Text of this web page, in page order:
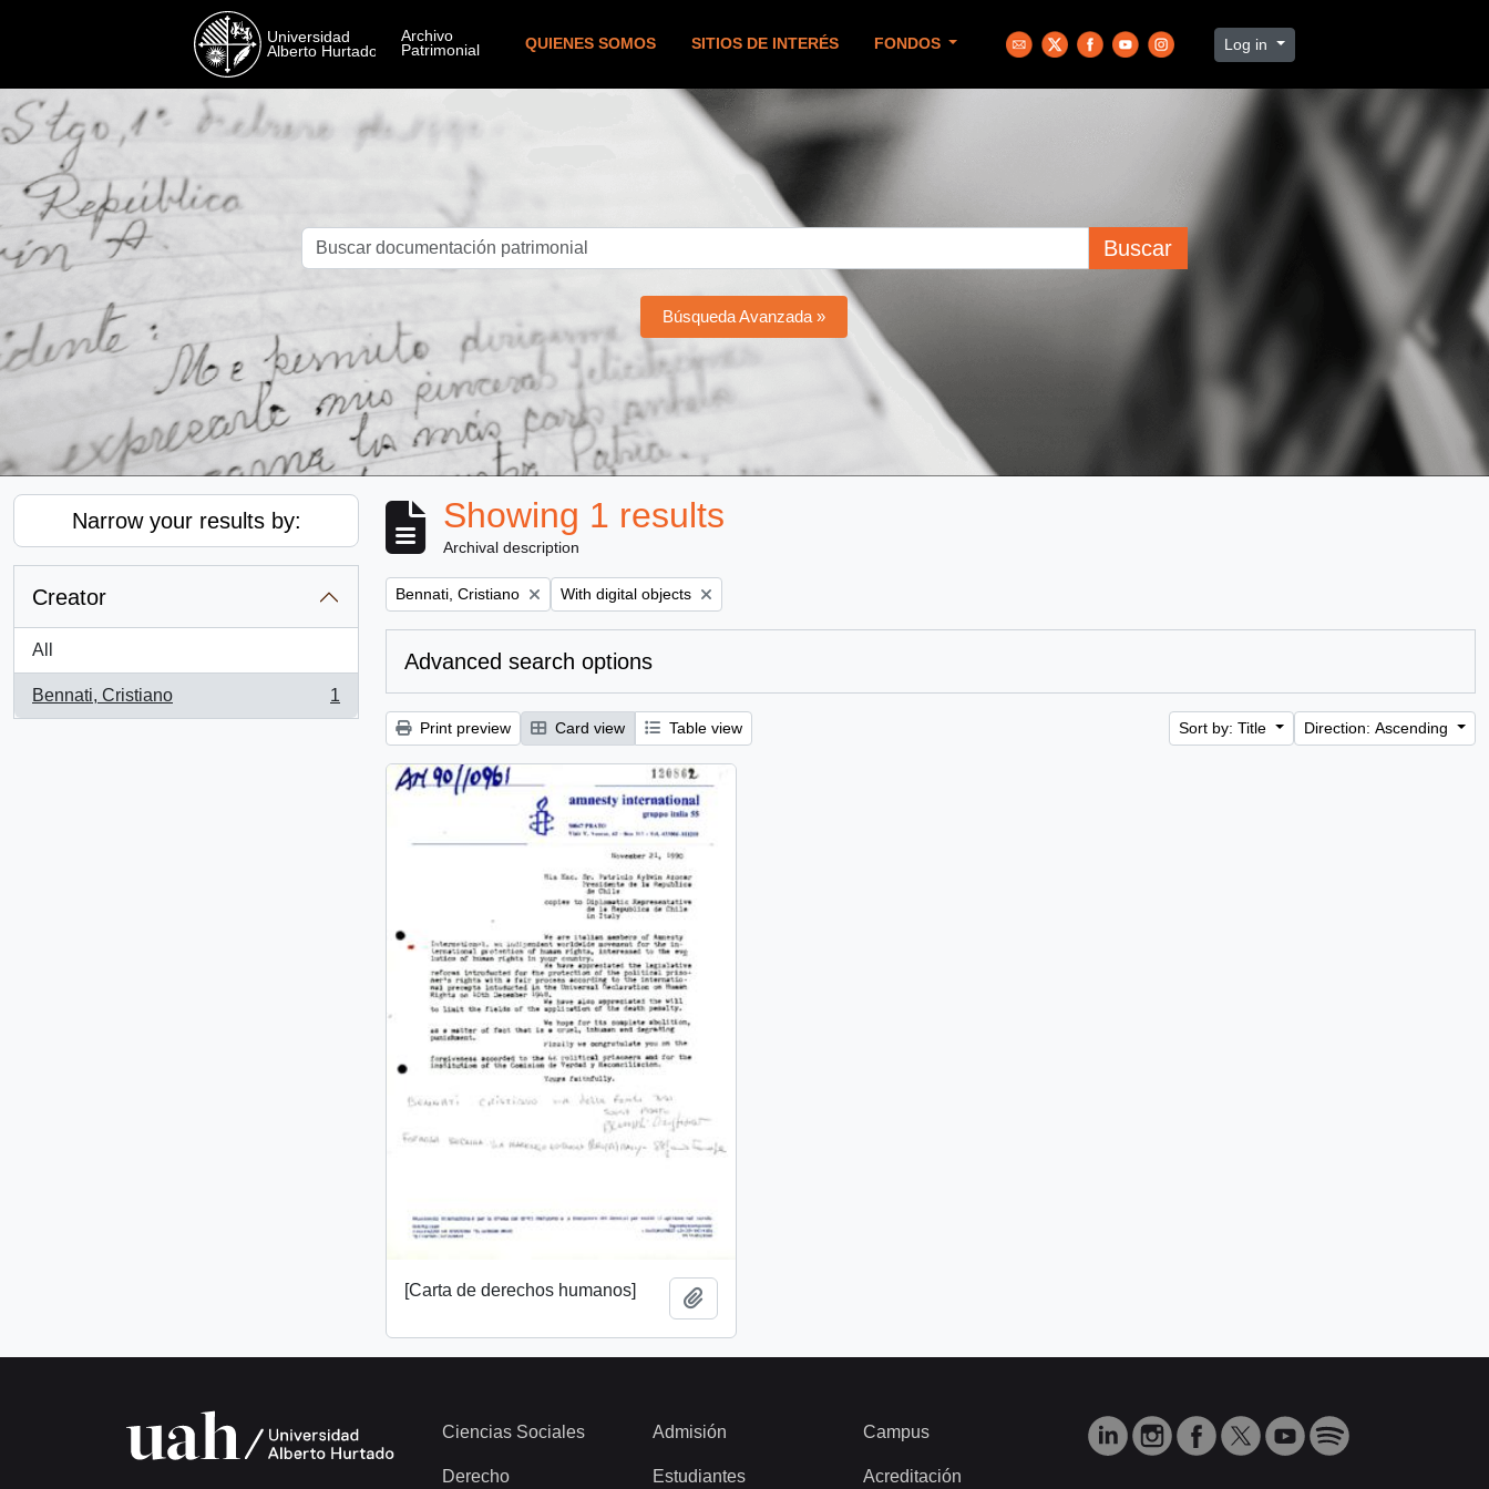
QUIENES SOMOS SITIOS DE INTERÉS FONDOS Log in
Buscar
Búsqueda Avanzada »
Narrow your results by:
Creator
All
Bennati, Cristiano
, 1 results
1
Showing 1 results
Archival description
Remove filter:
Bennati, Cristiano Remove filter:
With digital objects
Advanced search options
Print preview Card view Table view Sort by: Title Direction: Ascending
[Carta de derechos humanos]
Ciencias Sociales
Derecho
Admisión
Estudiantes
Campus
Acreditación